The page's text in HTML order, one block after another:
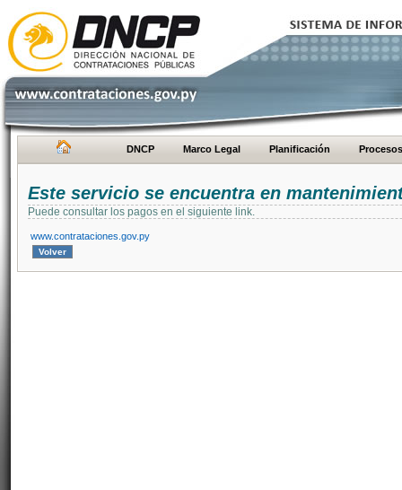
DNCP Marco Legal Planificación Procesos
Este servicio se encuentra en
Puede consultar los pagos en el siguiente link.
www.contrataciones.gov.py